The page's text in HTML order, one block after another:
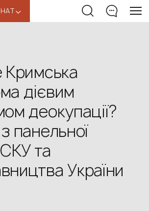
‹
Кримська
дієвим
деокупації?
панельної
СКУ та
України